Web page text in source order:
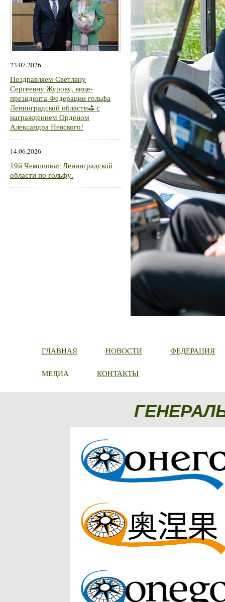
23.07.2026
Поздравляем Светлану
Сергеевну Журову, вице-
президента Федерации гольфа
Ленинградской области⛳ с
награждением Орденом
Александра Невского!
14.06.2026
19й Чемпионат Ленинградской
области по гольфу.
ГЛАВНАЯ НОВОСТИ ФЕДЕРАЦИЯ
МЕДИА КОНТАКТЫ